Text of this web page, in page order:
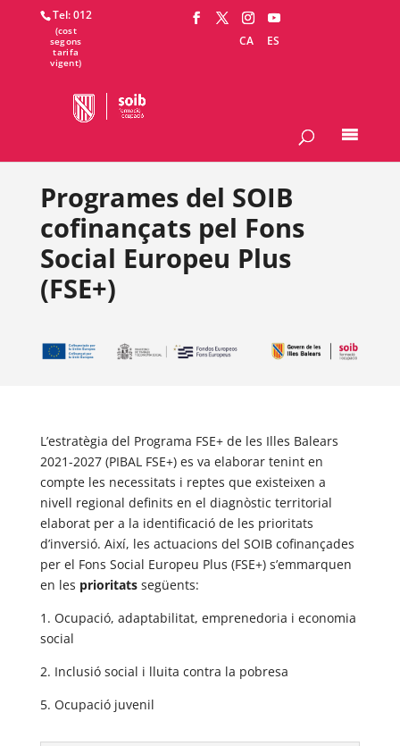
Tel: 012
CA
ES
Programes del SOIB
cofinançats pel Fons
Social Europeu Plus
(FSE+)
L’estratègia del Programa FSE+ de les Illes Balears
2021-2027 (PIBAL FSE+) es va elaborar tenint en
compte les necessitats i reptes que existeixen a
nivell regional definits en el diagnòstic territorial
elaborat per a la identificació de les prioritats
d’inversió. Així, les actuacions del SOIB cofinançades
per el Fons Social Europeu Plus (FSE+) s’emmarquen
en les prioritatssegüents:
1. Ocupació, adaptabilitat, emprenedoria i economia
social
2. Inclusió social i lluita contra la pobresa
5. Ocupació juvenil